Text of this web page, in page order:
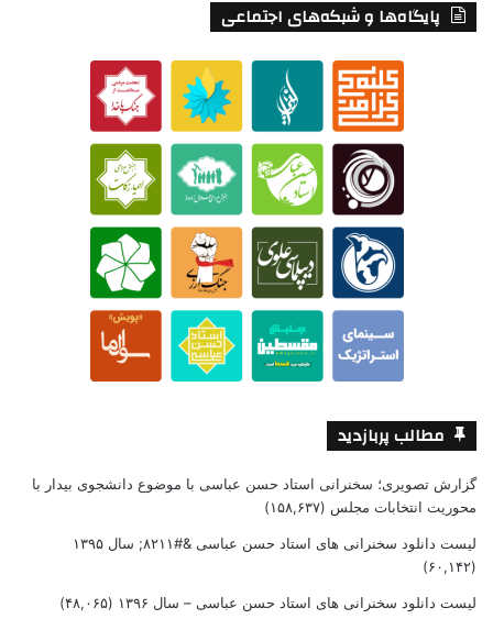
پایگاه‌ها و شبکه‌های اجتماعی
مطالب پربازدید
گزارش تصویری؛ سخنرانی استاد حسن عباسی با موضوع دانشجوی بیدار با
محوریت انتخابات مجلس (۱۵۸,۶۳۷)
لیست دانلود سخنرانی های استاد حسن عباسی &#۸۲۱۱; سال ۱۳۹۵
(۶۰,۱۴۲)
لیست دانلود سخنرانی های استاد حسن عباسی – سال ۱۳۹۶ (۴۸,۰۶۵)